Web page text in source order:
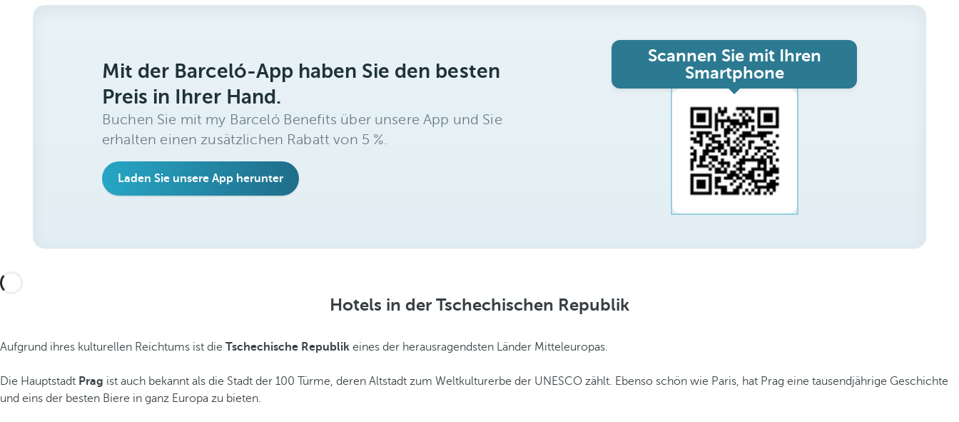
Mit der Barceló-App haben Sie den besten
Preis in Ihrer Hand.
Buchen Sie mit my Barceló Benefits über unsere App und Sie
erhalten einen zusätzlichen Rabatt von 5 %.
Laden Sie unsere App herunter
Scannen Sie mit Ihren
Smartphone
Hotels in der Tschechischen Republik
Aufgrund ihres kulturellen Reichtums ist die Tschechische Republik eines der herausragendsten Länder Mitteleuropas.
Die Hauptstadt Prag ist auch bekannt als die Stadt der 100 Türme, deren Altstadt zum Weltkulturerbe der UNESCO zählt. Ebenso schön wie Paris, hat Prag eine tausendjährige Geschichte
und eins der besten Biere in ganz Europa zu bieten.